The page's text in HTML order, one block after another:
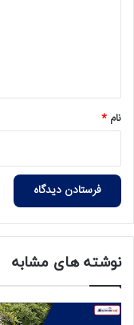
نام *
نوشته های مشابه